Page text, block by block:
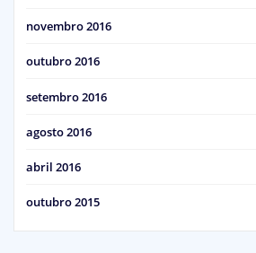
novembro 2016
outubro 2016
setembro 2016
agosto 2016
abril 2016
outubro 2015